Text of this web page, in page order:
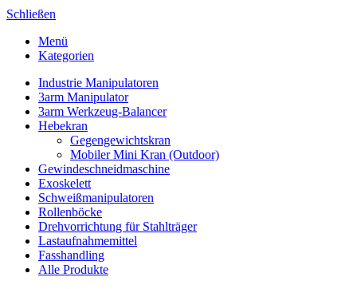
Schließen
Menü
Kategorien
Industrie Manipulatoren
3arm Manipulator
3arm Werkzeug-Balancer
Hebekran
Gegengewichtskran
Mobiler Mini Kran (Outdoor)
Gewindeschneidmaschine
Exoskelett
Schweißmanipulatoren
Rollenböcke
Drehvorrichtung für Stahlträger
Lastaufnahmemittel
Fasshandling
Alle Produkte